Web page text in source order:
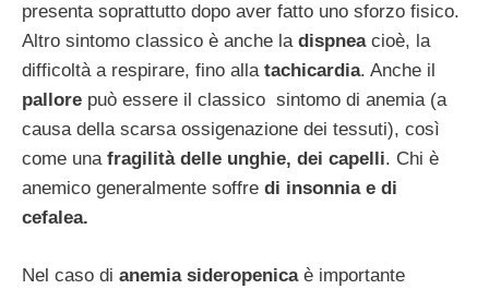
presenta soprattutto dopo aver fatto uno sforzo fisico.
Altro sintomo classico è anche la dispneacioè, la
difficoltà a respirare, fino alla tachicardia. Anche il
pallore può essere il classico sintomo di anemia (a
causa della scarsa ossigenazione dei tessuti), così
come una fragilità delle unghie, dei capelli. Chi è
anemico generalmente soffre di insonnia e di
cefalea.
Nel caso di anemia sideropenica è importante